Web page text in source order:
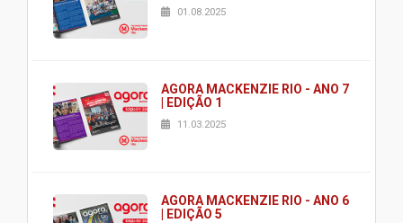
01.08.2025
AGORA MACKENZIE RIO - ANO 7
| EDIÇÃO 1
11.03.2025
AGORA MACKENZIE RIO - ANO 6
| EDIÇÃO 5